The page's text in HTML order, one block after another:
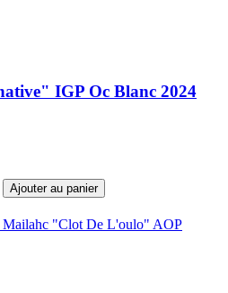
IGP Oc Blanc 2024
Ajouter au panier